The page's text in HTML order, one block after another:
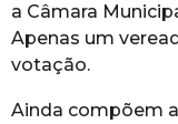
a Câmara
Apenas um
votação.
Ainda compõem